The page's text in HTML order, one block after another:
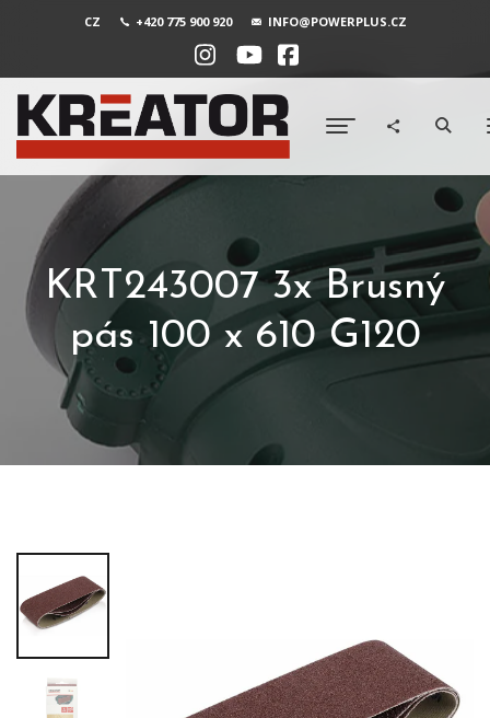
CZ +420 775 900 920 INFO@POWERPLUS.CZ
KRT243007 3x Brusný
pás 100 x 610 G120